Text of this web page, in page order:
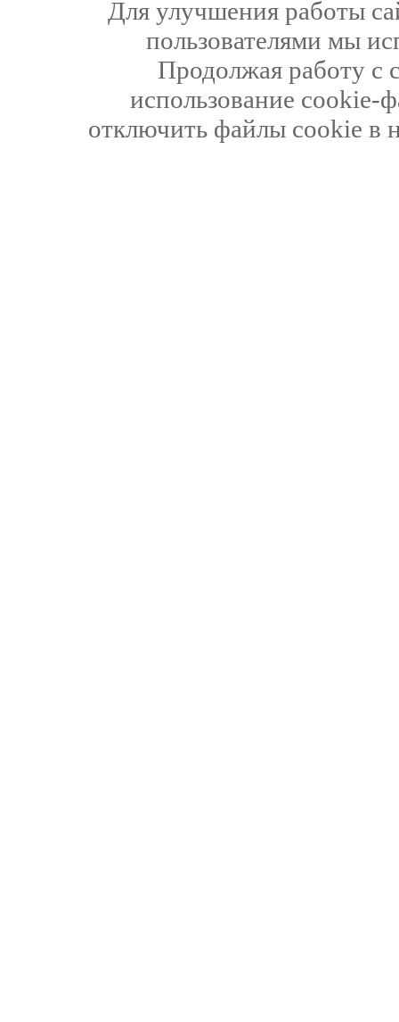
Для улучшения работы
пользователями мы
Продолжая работу с
использование cookie-
отключить файлы cookie в